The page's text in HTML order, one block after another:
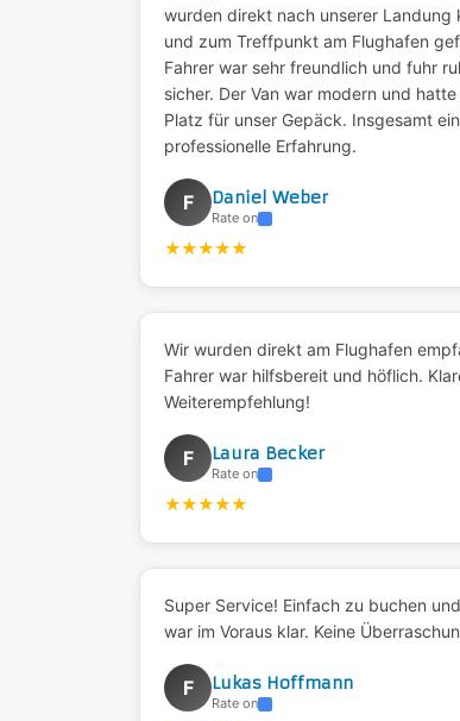
wurden direkt nach unserer Landung
und zum Treffpunkt am Flughafen
Fahrer war sehr freundlich und fuhr
sicher. Der Van war modern und
Platz für unser Gepäck. Insgesamt
professionelle Erfahrung.
F Daniel Weber
Rate on
★★★★★
Wir wurden direkt am Flughafen
Fahrer war hilfsbereit und höflich.
Weiterempfehlung!
F Laura Becker
Rate on
★★★★★
Super Service! Einfach zu buchen
war im Voraus klar. Keine
F Lukas Hoffmann
Rate on